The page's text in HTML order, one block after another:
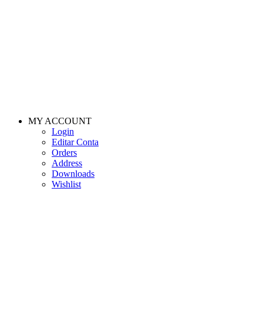
MY ACCOUNT
Login
Editar Conta
Orders
Address
Downloads
Wishlist